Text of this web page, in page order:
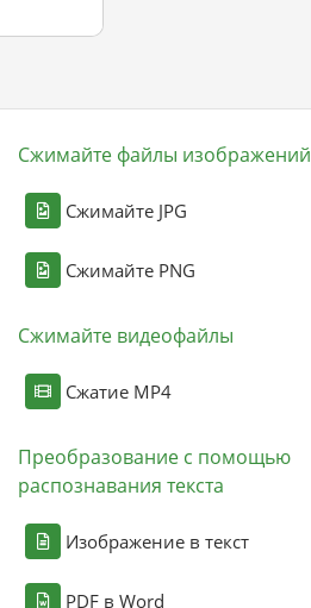
Сжимайте файлы изображений
Сжимайте JPG
Сжимайте PNG
Сжимайте видеофайлы
Сжатие MP4
Преобразование с помощью
распознавания текста
Изображение в текст
PDF в Word